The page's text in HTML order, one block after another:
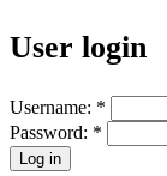
User login
Username: *
Password: *